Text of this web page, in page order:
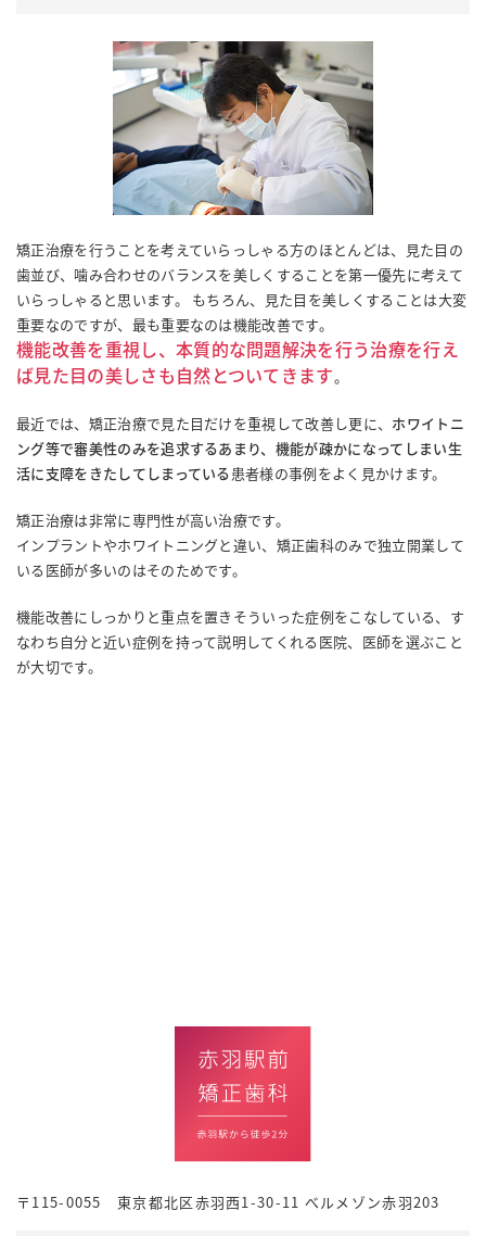
矯正治療を行うことを考えていらっしゃる方のほとんどは、見た目の
歯並び、噛み合わせのバランスを美しくすることを第一優先に考えて
いらっしゃると思います。 もちろん、見た目を美しくすることは大変
重要なのですが、最も重要なのは機能改善です。
機能改善を重視し、本質的な問題解決を行う治療を行え
ば見た目の美しさも自然とついてきます。
最近では、矯正治療で見た目だけを重視して改善し更に、 ホワイトニ
ング等で審美性のみを追求するあまり、機能が疎かになってしまい生
活に支障をきたしてしまっている患者様の事例をよく見かけます。
矯正治療は非常に専門性が高い治療です。
インプラントやホワイトニングと違い、矯正歯科のみで独立開業して
いる医師が多いのはそのためです。
機能改善にしっかりと重点を置きそういった症例をこなしている、す
なわち自分と近い症例を持って説明してくれる医院、医師を選ぶこと
が大切です。
〒115-0055 東京都北区赤羽西1-30-11 べルメゾン赤羽203